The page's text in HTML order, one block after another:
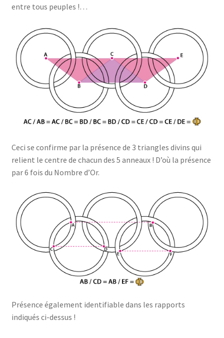
entre tous peuples !…
Ceci se confirme par la présence de 3 triangles divins qui
relient le centre de chacun des 5 anneaux ! D’où la présence
par 6 fois du Nombre d’Or.
Présence également identifiable dans les rapports
indiqués ci-dessus !